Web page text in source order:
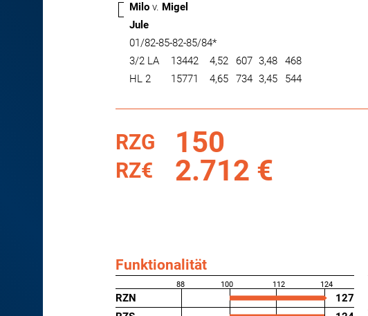
Milo v. Migel
Jule
01/82-85-82-85/84*
3/2 LA
13442 4,52 607 3,48
468
HL 2
15771 4,65 734 3,45 544
RZG 150
RZ€ 2.712 €
Funktionalität
88 100 112 124
RZN
127